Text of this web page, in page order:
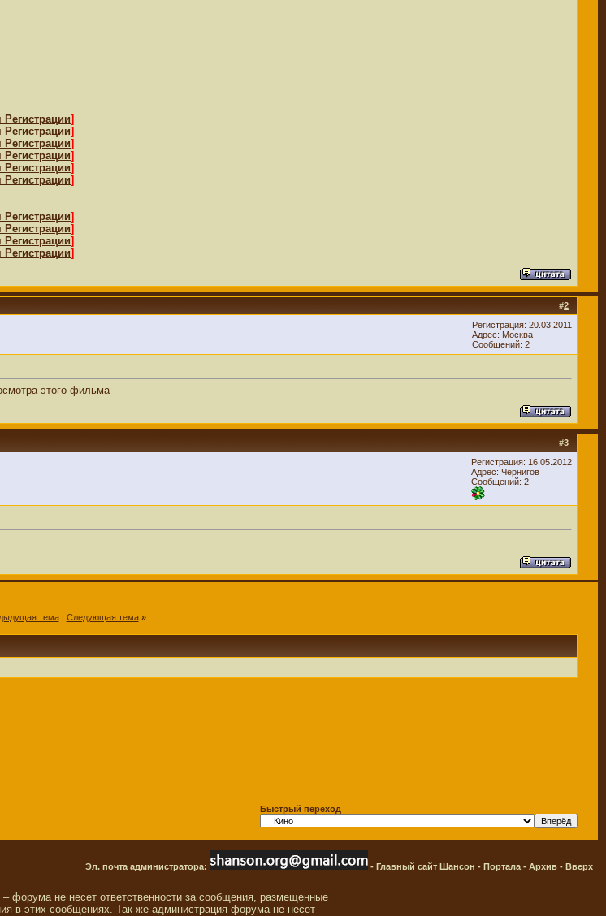
]
]
]
]
]
]
]
]
]
]
#2
Регистрация: 20.03.2011
Адрес: Москва
Сообщений: 2
этого фильма
#3
Регистрация: 16.05.2012
Адрес: Чернигов
Сообщений: 2
тема| Следующая тема »
Быстрый переход
Эл. почта администратора: - Главный сайт Шансон - Портала - Архив - Вверх
форума не несет ответственности за сообщения, размещенные
в этих сообщениях. Так же администрация форума не несет